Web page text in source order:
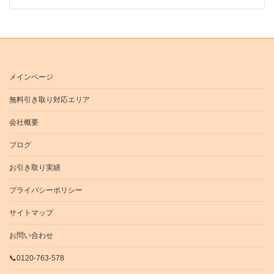
メインページ
無料引き取り対応エリア
会社概要
ブログ
お引き取り実績
プライバシーポリシー
サイトマップ
お問い合わせ
📞0120-763-578